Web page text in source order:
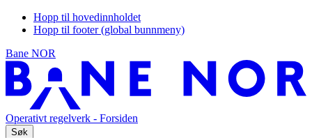
Hopp til hovedinnholdet
Hopp til footer (global bunnmeny)
Bane NOR
Operativt regelverk - Forsiden
Søk